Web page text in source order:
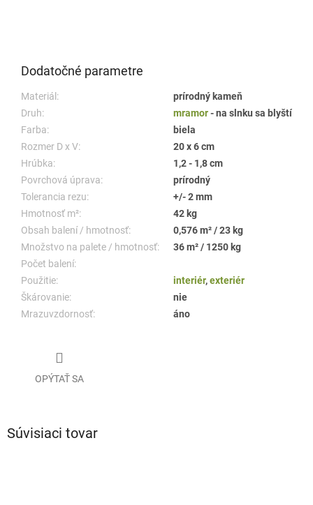
Dodatočné parametre
Materiál:
prírodný kameň
Druh:
mramor- na slnku sa blyští
Farba:
biela
Rozmer D x V:
20 x 6 cm
Hrúbka:
1,2 - 1,8 cm
Povrchová úprava:
prírodný
Tolerancia rezu:
+/- 2 mm
Hmotnosť m²:
42 kg
Obsah balení / hmotnosť:
0,576 m² / 23 kg
Množstvo na palete / hmotnosť:
36 m² / 1250 kg
Počet balení:
Použitie:
interiér,exteriér
Škárovanie:
nie
Mrazuvzdornosť:
áno
OPÝTAŤ SA
Súvisiaci tovar